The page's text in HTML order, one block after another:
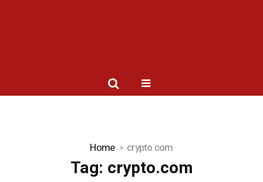
Home crypto.com
Tag: crypto.com